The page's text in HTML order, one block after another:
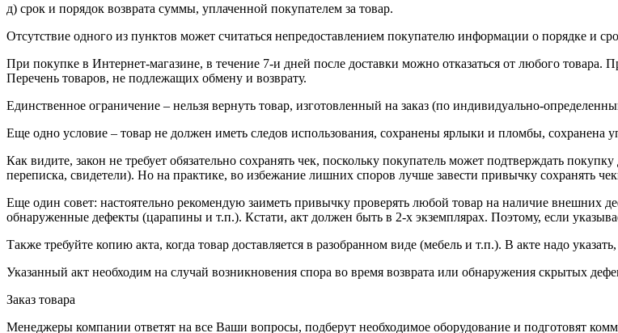
д) срок и порядок возврата суммы, уплаченной покупателем за товар.
Отсутствие одного из пунктов может считаться непредоставлением покупателю информации о порядке и
При покупке в Интернет-магазине, в течение 7-и дней после доставки можно отказаться от любого
Перечень товаров, не подлежащих обмену и возврату.
Единственное ограничение – нельзя вернуть товар, изготовленный на заказ (по индивидуально-
Еще одно условие – товар не должен иметь следов использования, сохранены ярлыки и пломбы, сохранена
Как видите, закон не требует обязательно сохранять чек, поскольку покупатель может подтверждать
переписка, свидетели). Но на практике, во избежание лишних споров лучше завести привычку сохранять
Еще один совет: настоятельно рекомендую заиметь привычку проверять любой товар на наличие внешних
обнаруженные дефекты (царапины и т.п.). Кстати, акт должен быть в 2-х экземплярах. Поэтому, если
Также требуйте копию акта, когда товар доставляется в разобранном виде (мебель и т.п.). В акте надо
Указанный акт необходим на случай возникновения спора во время возврата или обнаружения скрытых
Заказ товара
Менеджеры компании ответят на все Ваши вопросы, подберут необходимое оборудование и подготовят